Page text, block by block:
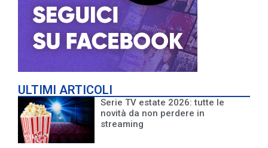
ULTIMI ARTICOLI
Serie TV estate 2026: tutte le
novità da non perdere in
streaming